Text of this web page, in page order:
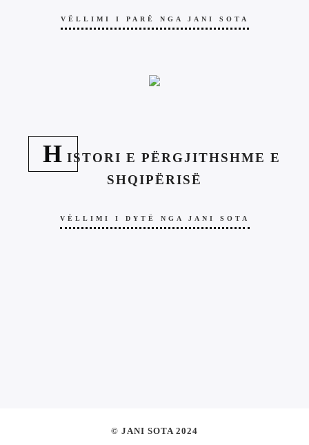
VËLLIMI I PARË NGA JANI SOTA
H ISTORI E PËRGJITHSHME E
SHQIPËRISË
VËLLIMI I DYTË NGA JANI SOTA
© JANI SOTA 2024